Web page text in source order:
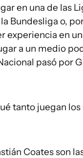
en una de las
Bundesliga o,
experiencia en
a un medio
pasó por
tanto juegan
Coates son